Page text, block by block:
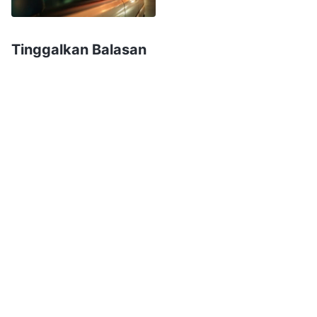
pemimpin kelompok mendorong mereka untuk
memberi tahu semua saudara-saudari untuk
Tinggalkan Balasan